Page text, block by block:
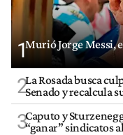
1Murió Jorge Messi,
2La Rosada busca
Senado y recalcula
3Caputo y
“ganar” sindicatos